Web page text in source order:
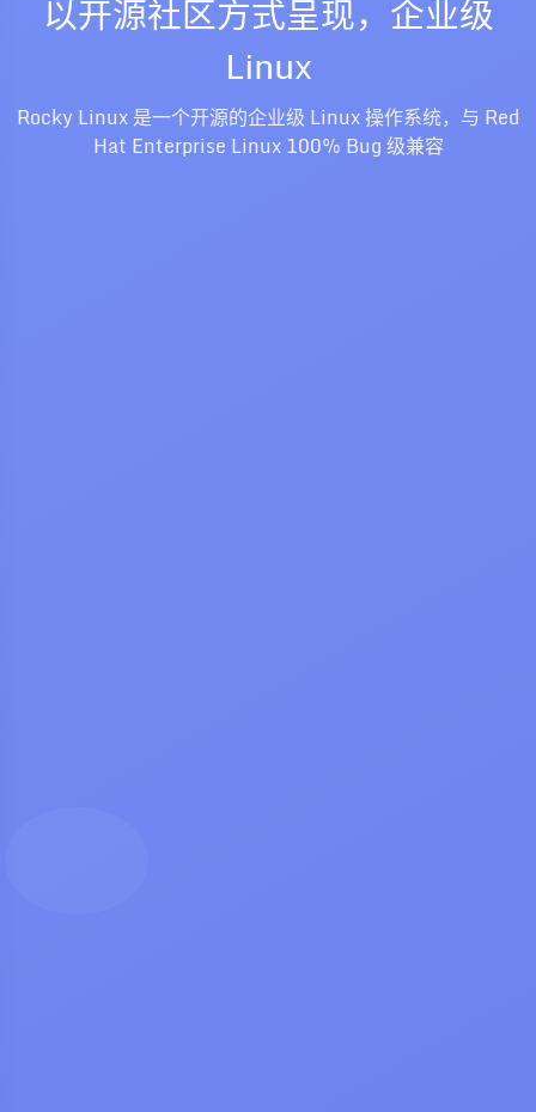
以开源社区方式呈现，企业级
Linux
Rocky Linux 是一个开源的企业级 Linux 操作系统，与 Red
Hat Enterprise Linux 100% Bug 级兼容